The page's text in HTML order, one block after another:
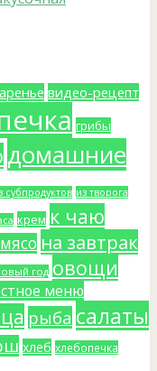
видео-рецепт
грибы
домашние
субпродуктов из творога
крем к чаю
мясо на завтрак
год овощи
меню
рыба салаты
хлеб хлебопечка